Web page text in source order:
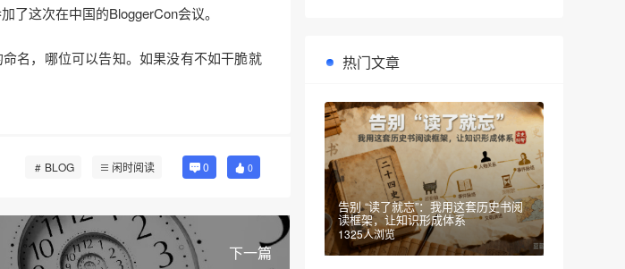
了这次在中国的BloggerCon会议。
名，哪位可以告知。如果没有不如干脆就
BLOG 闲时阅读 0 0
下一篇
热门文章
告别 “读了就忘”：我用这套历史书阅
读框架，让知识形成体系
1325人浏览